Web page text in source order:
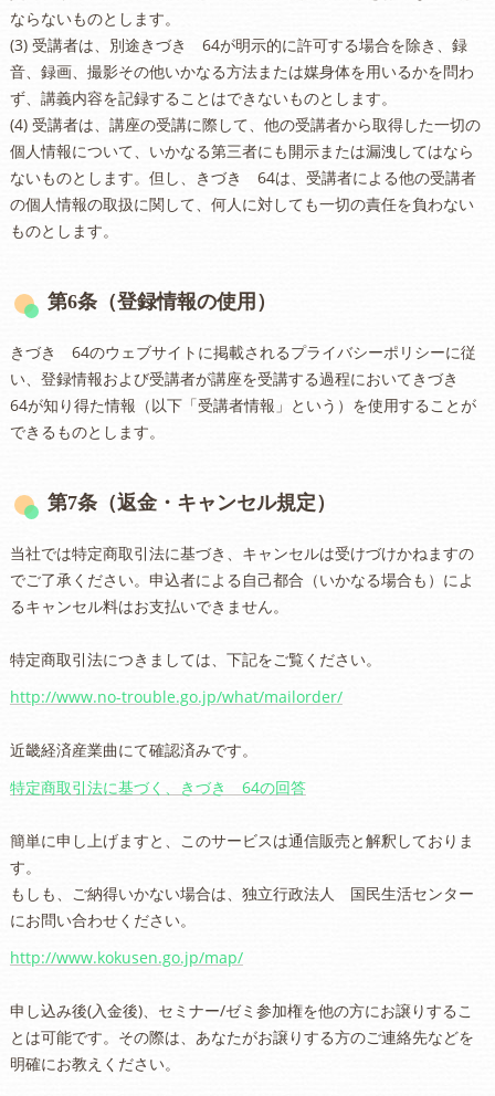
ならないものとします。
(3) 受講者は、別途きづき 64が明示的に許可する場合を除き、録
音、録画、撮影その他いかなる方法または媒身体を用いるかを問わ
ず、講義内容を記録することはできないものとします。
(4) 受講者は、講座の受講に際して、他の受講者から取得した一切の
個人情報について、いかなる第三者にも開示または漏洩してはなら
ないものとします。但し、きづき 64は、受講者による他の受講者
の個人情報の取扱に関して、何人に対しても一切の責任を負わない
ものとします。
第6条（登録情報の使用）
きづき 64のウェブサイトに掲載されるプライバシーポリシーに従
い、登録情報および受講者が講座を受講する過程においてきづき
64が知り得た情報（以下「受講者情報」という）を使用することが
できるものとします。
第7条（返金・キャンセル規定）
当社では特定商取引法に基づき、キャンセルは受けづけかねますの
でご了承ください。申込者による自己都合（いかなる場合も）によ
るキャンセル料はお支払いできません。
特定商取引法につきましては、下記をご覧ください。
http://www.no-trouble.go.jp/what/mailorder/
近畿経済産業曲にて確認済みです。
特定商取引法に基づく、きづき 64の回答
簡単に申し上げますと、このサービスは通信販売と解釈しておりま
す。
もしも、ご納得いかない場合は、独立行政法人 国民生活センター
にお問い合わせください。
http://www.kokusen.go.jp/map/
申し込み後(入金後)、セミナー/ゼミ参加権を他の方にお譲りするこ
とは可能です。その際は、あなたがお譲りする方のご連絡先などを
明確にお教えください。